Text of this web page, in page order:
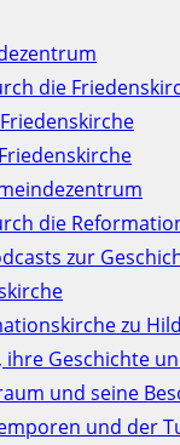
die
die
zur
zu
ihre Geschichte
und seine
und der